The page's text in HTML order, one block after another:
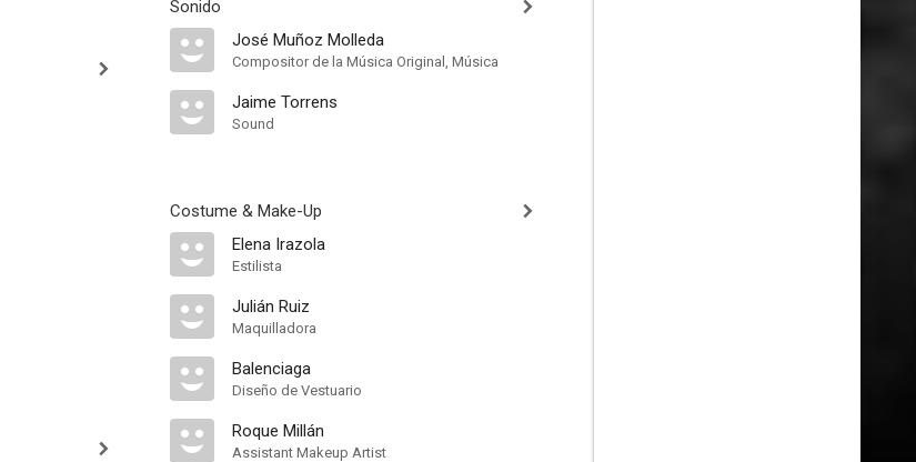
Sonido
José Muñoz Molleda
Compositor de la Música Original, Música
Jaime Torrens
Sound
Costume & Make-Up
Elena Irazola
Estilista
Julián Ruiz
Maquilladora
Balenciaga
Diseño de Vestuario
Roque Millán
Assistant Makeup Artist